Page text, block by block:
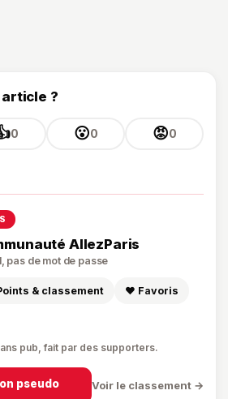
?
0 😮0 😡0
AllezParis
pas de mot de passe
& classement ❤️ Favoris
pub, fait par des supporters.
pseudo Voir le classement →